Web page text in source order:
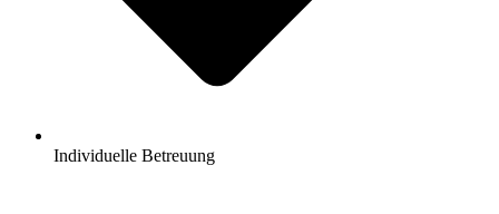
Individuelle Betreuung